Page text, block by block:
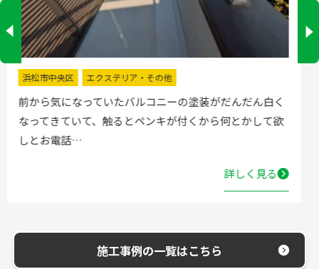
掛川市 水回りリフォーム
流し台の水栓が壊れたので直してほしいと弊社にお電話
いただきました。確認した所、水栓の吐水が落ちたよう
で取替する…
詳しく見る
施工事例の一覧はこちら